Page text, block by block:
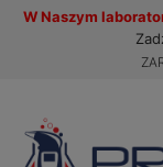
W Naszym